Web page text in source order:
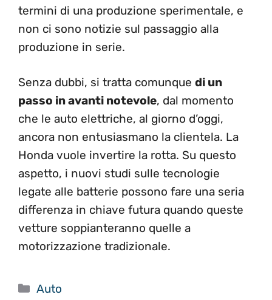
termini di una produzione sperimentale, e
non ci sono notizie sul passaggio alla
produzione in serie.
Senza dubbi, si tratta comunque di un
passo in avanti notevole, dal momento
che le auto elettriche, al giorno d’oggi,
ancora non entusiasmano la clientela. La
Honda vuole invertire la rotta. Su questo
aspetto, i nuovi studi sulle tecnologie
legate alle batterie possono fare una seria
differenza in chiave futura quando queste
vetture soppianteranno quelle a
motorizzazione tradizionale.
Categorie
Auto